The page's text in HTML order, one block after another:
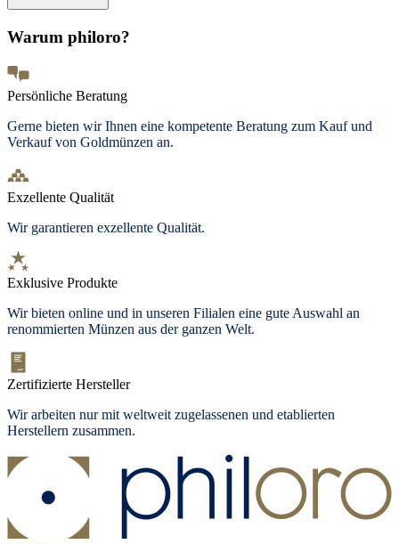
Warum philoro?
Persönliche Beratung
Gerne bieten wir Ihnen eine kompetente Beratung zum Kauf und
Verkauf von Goldmünzen an.
Exzellente Qualität
Wir garantieren exzellente Qualität.
Exklusive Produkte
Wir bieten online und in unseren Filialen eine gute Auswahl an
renommierten Münzen aus der ganzen Welt.
Zertifizierte Hersteller
Wir arbeiten nur mit weltweit zugelassenen und etablierten
Herstellern zusammen.